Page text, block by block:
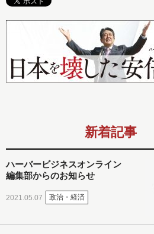
新着記事
ハーバービジネスオンライン
編集部からのお知らせ
2021.05.07 政治・経済